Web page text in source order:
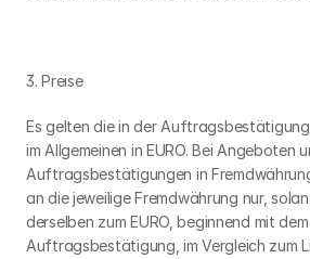
3. Preise
Es gelten die in der
im Allgemeinen in EURO. Bei Angeboten
Auftragsbestätigungen in
an die jeweilige Fremdwährung nur,
derselben zum EURO, beginnend mit
Auftragsbestätigung, im Vergleich zum